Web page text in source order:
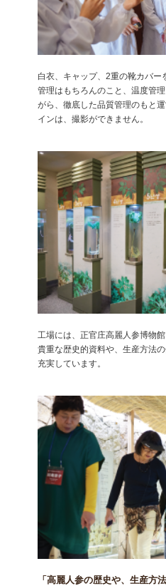
白衣、キャップ、2重の靴カバー
管理はもちろんのこと、温度管
がら、徹底した品質管理のもと
インは、撮影ができません。
工場には、正官庄高麗人参博物
貴重な歴史的資料や、生産方法
充実しています。
「高麗人参の歴史や、生産方